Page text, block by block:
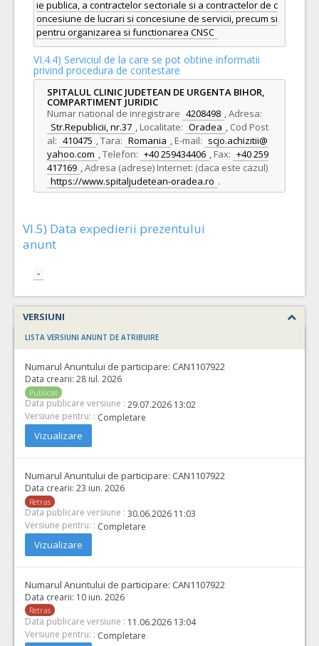
ie publica, a contractelor sectoriale si a contractelor de c
oncesiune de lucrari si concesiune de servicii, precum si
pentru organizarea si functionarea CNSC
VI.4.4) Serviciul de la care se pot obtine informatii
privind procedura de contestare
SPITALUL CLINIC JUDETEAN DE URGENTA BIHOR,
COMPARTIMENT JURIDIC
Numar national de inregistrare 4208498 ,Adresa:
Str.Republicii, nr.37 , Localitate: Oradea , Cod Post
al: 410475 ,Tara: Romania , E-mail: scjo.achizitii@
yahoo.com ,Telefon: +40 259434406 , Fax: +40 259
417169 ,Adresa (adrese) Internet: (daca este cazul)
https://www.spitaljudetean-oradea.ro .
VI.5) Data expedierii prezentului
anunt
-
VERSIUNI
LISTA VERSIUNI ANUNT DE ATRIBUIRE
Numarul Anuntului de participare: CAN1107922
Data crearii: 28 iul. 2026
Publicat
Data publicare versiune : 29.07.2026 13:02
Versiune pentru: : Completare
Vizualizare
Numarul Anuntului de participare: CAN1107922
Data crearii: 23 iun. 2026
Retras
Data publicare versiune : 30.06.2026 11:03
Versiune pentru: : Completare
Vizualizare
Numarul Anuntului de participare: CAN1107922
Data crearii: 10 iun. 2026
Retras
Data publicare versiune : 11.06.2026 13:04
Versiune pentru: : Completare